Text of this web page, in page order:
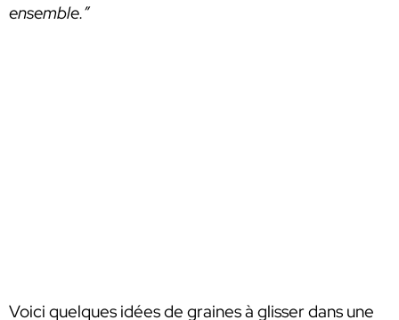
ensemble.”
Voici quelques idées de graines à glisser dans une